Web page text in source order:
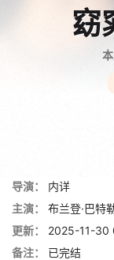
窈
导演：
内详
主演：
布兰登·巴特
更新：
2025-11-30
备注：
已完结